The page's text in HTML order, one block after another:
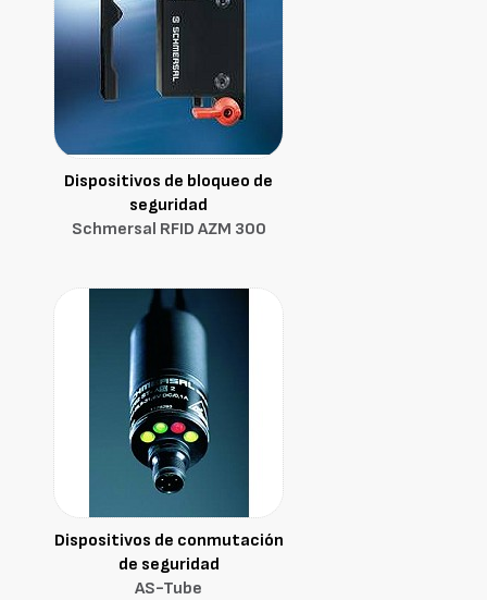
Dispositivos de bloqueo de
seguridad
Schmersal RFID AZM 300
Dispositivos de conmutación
de seguridad
AS-Tube